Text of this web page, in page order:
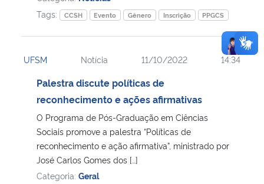
Tags:
CCSH Evento Gênero Inscrição PPGCS
UFSM Notícia 11/10/2022 14:34
Palestra discute políticas de
reconhecimento e ações afirmativas
O Programa de Pós-Graduação em Ciências
Sociais promove a palestra “Políticas de
reconhecimento e ação afirmativa”, ministrado por
José Carlos Gomes dos […]
Categoria: Geral